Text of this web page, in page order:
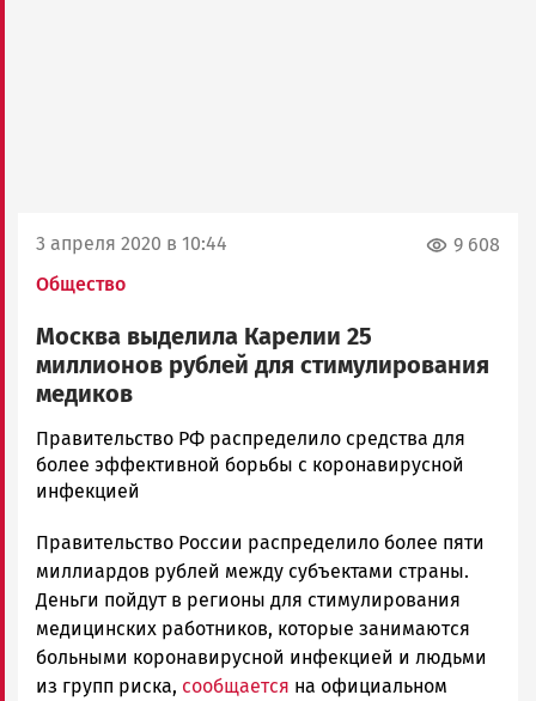
3 апреля 2020 в 10:44
Общество
9 608
Москва выделила Карелии 25
миллионов рублей для стимулирования
медиков
Юрий
Каулио
Новости
и
Карелии
|
Петрозаводск
ГОВОРИТ
Правительство РФ распределило средства для
более эффективной борьбы с коронавирусной
инфекцией
Правительство России распределило более пяти
миллиардов рублей между субъектами страны.
Деньги пойдут в регионы для стимулирования
медицинских работников, которые занимаются
больными коронавирусной инфекцией и людьми
из групп риска, сообщается на официальном